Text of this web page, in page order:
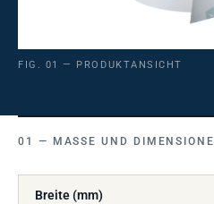
FIG. 01 — PRODUKTANSICHT
MASSE UND DIMENSIONEN
Breite (mm)